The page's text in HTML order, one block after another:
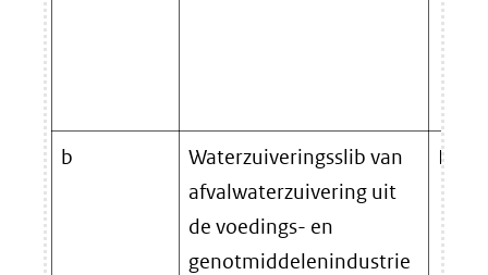
b
Waterzuiveringsslib van
afvalwaterzuivering uit
de voedings- en
genotmiddelenindustrie